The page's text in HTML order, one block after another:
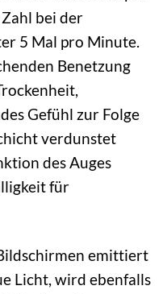
bei der
5 Mal pro Minute.
Benetzung
Gefühl zur Folge
verdunstet
des Auges
für
emittiert
Licht, wird ebenfalls